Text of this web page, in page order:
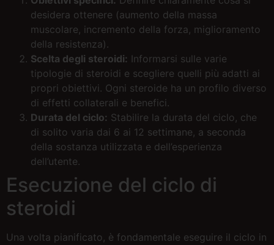
desidera ottenere (aumento della massa
muscolare, incremento della forza, miglioramento
della resistenza).
Scelta degli steroidi: Informarsi sulle varie
tipologie di steroidi e scegliere quelli più adatti ai
propri obiettivi. Ogni steroide ha un profilo diverso
di effetti collaterali e benefici.
Durata del ciclo: Stabilire la durata del ciclo, che
di solito varia dai 6 ai 12 settimane, a seconda
della sostanza utilizzata e dell’esperienza
dell’utente.
Esecuzione del ciclo di
steroidi
Una volta pianificato, è fondamentale eseguire il ciclo in